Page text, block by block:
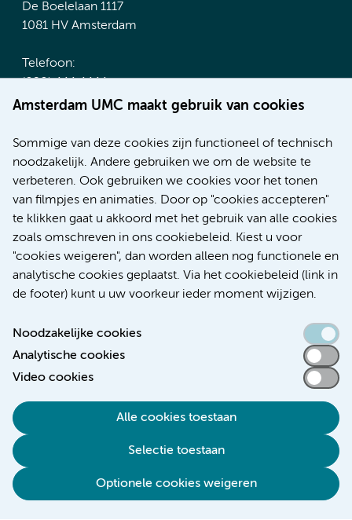
Amsterdam UMC maakt gebruik van cookies
Sommige van deze cookies zijn functioneel of technisch
noodzakelijk. Andere gebruiken we om de website te
verbeteren. Ook gebruiken we cookies voor het tonen
van filmpjes en animaties. Door op "cookies accepteren"
te klikken gaat u akkoord met het gebruik van alle cookies
zoals omschreven in ons cookiebeleid. Kiest u voor
"cookies weigeren", dan worden alleen nog functionele en
analytische cookies geplaatst. Via het cookiebeleid (link in
de footer) kunt u uw voorkeur ieder moment wijzigen.
Noodzakelijke cookies
Analytische cookies
Video cookies
Alle cookies toestaan
Selectie toestaan
Optionele cookies weigeren
De Boelelaan 1117
1081 HV Amsterdam
Telefoon:
(020) 444 4444
Route & Parkeren
Meer Amsterdam UMC websites:
Werken bij Amsterdam UMC
Over Amsterdam UMC
Nieuws
Research
Educatie Locatie VUmc
Toegankelijkheidsverklaring
Algemene privacyverklaring